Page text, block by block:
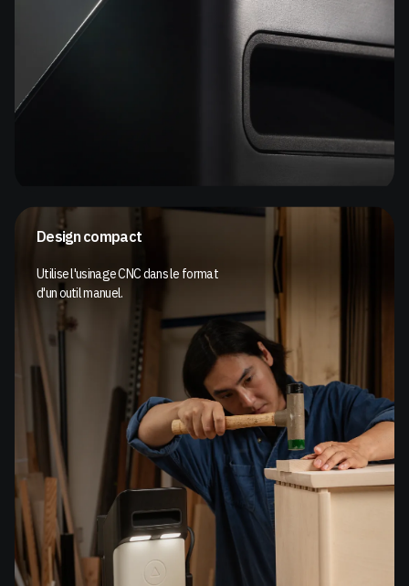
Design compact
Utilise l'usinage CNC dans le format
d'un outil manuel.